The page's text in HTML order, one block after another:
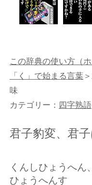
この辞典の使い方（
「く」で始まる言葉
味
カテゴリー： 四字熟語
君子豹変、君
くんしひょうへん
ひょうへんす